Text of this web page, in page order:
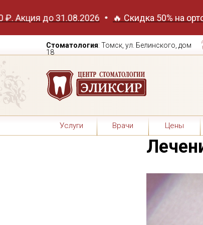
до 31.08.2026 🔥 Скидка 50% на
Стоматология: Томск, ул. Белинского, дом
18
Услуги Врачи Цены